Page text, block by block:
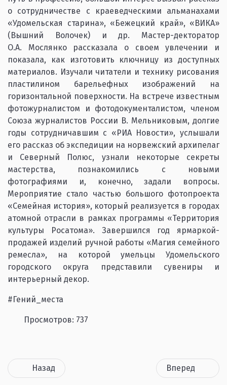
о сотрудничестве с краеведческими альманахами
«Удомельская старина», «Бежецкий край», «ВИКА»
(Вышний Волочек) и др. Мастер-декторатор
О.А. Мослянко рассказала о своем увлечении и
показала, как изготовить ключницу из доступных
материалов. Изучали читатели и технику рисования
пластилином барельефных изображений на
горизонтальной поверхности. На встрече известным
фотожурналистом и фотодокументалистом, членом
Союза журналистов России В. Мельниковым, долгие
годы сотрудничавшим с «РИА Новости», услышали
его рассказ об экспедиции на норвежский архипелаг
и Северный Полюс, узнали некоторые секреты
мастерства, познакомились с новыми
фотографиями и, конечно, задали вопросы.
Мероприятие стало частью большого фотопроекта
«Семейная история», который реализуется в городах
атомной отрасли в рамках программы «Территория
культуры Росатома». Завершился год ярмаркой-
продажей изделий ручной работы «Магия семейного
ремесла», на которой умельцы Удомельского
городского округа представили сувениры и
интерьерный декор.
#Гений_места
Просмотров: 737
Назад Вперед